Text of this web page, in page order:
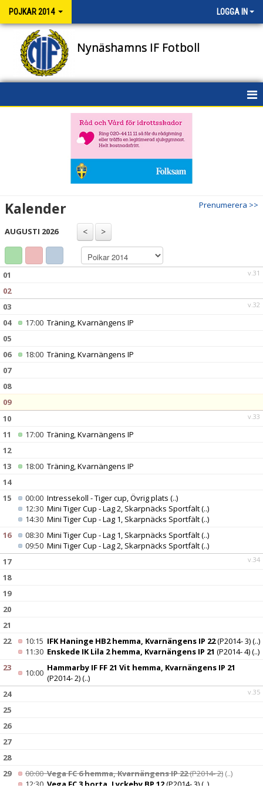
POJKAR 2014 LOGGA IN
Nynäshamns IF Fotboll
BILDGALLERI
DOKUMENT
KONTAKT
Prenumerera >>
Kalender
AUGUSTI 2026
v.31
01
02
v.32
03
04
17:00 Träning, Kvarnängens IP
05
06
18:00 Träning, Kvarnängens IP
07
08
09
v.33
10
11
17:00 Träning, Kvarnängens IP
12
13
18:00 Träning, Kvarnängens IP
14
15
00:00 Intressekoll - Tiger cup, Övrig plats (..)
12:30 Mini Tiger Cup - Lag 2, Skarpnäcks Sportfält(..)
14:30 Mini Tiger Cup - Lag 1, Skarpnäcks Sportfält(..)
16
08:30 Mini Tiger Cup - Lag 1, Skarpnäcks Sportfält(..)
09:50 Mini Tiger Cup - Lag 2, Skarpnäcks Sportfält(..)
v.34
17
18
19
20
21
22
10:15 IFK Haninge HB2 hemma, Kvarnängens IP 22(P2014- 3)(..)
11:30 Enskede IK Lila 2 hemma, Kvarnängens IP 21 (P2014- 4)(..)
23
10:00 Hammarby IF FF 21 Vit hemma, Kvarnängens IP 21
(P2014- 2)(..)
v.35
24
25
26
27
28
29
00:00Vega FC 6 hemma, Kvarnängens IP 22(P2014- 2) (..)
12:30 Vega FC 3 borta, Lyckeby BP 12(P2014- 3)(..)